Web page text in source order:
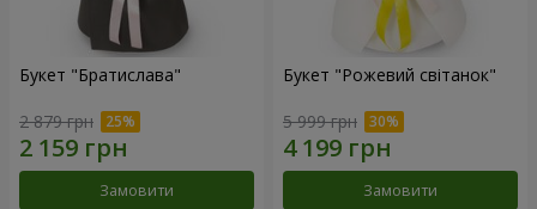
Букет "Братислава"
2 879 грн
Замовити
Букет "Рожевий світанок"
5 999 грн
Замовити